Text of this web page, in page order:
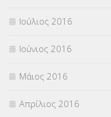
Ιούλιος 2016
Ιούνιος 2016
Μάιος 2016
Απρίλιος 2016